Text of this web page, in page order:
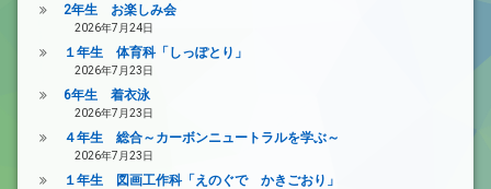
2年生 お楽しみ会
2026年7月24日
１年生 体育科「しっぽとり」
2026年7月23日
6年生 着衣泳
2026年7月23日
４年生 総合～カーボンニュートラルを学ぶ～
2026年7月23日
１年生 図画工作科「えのぐで かきごおり」